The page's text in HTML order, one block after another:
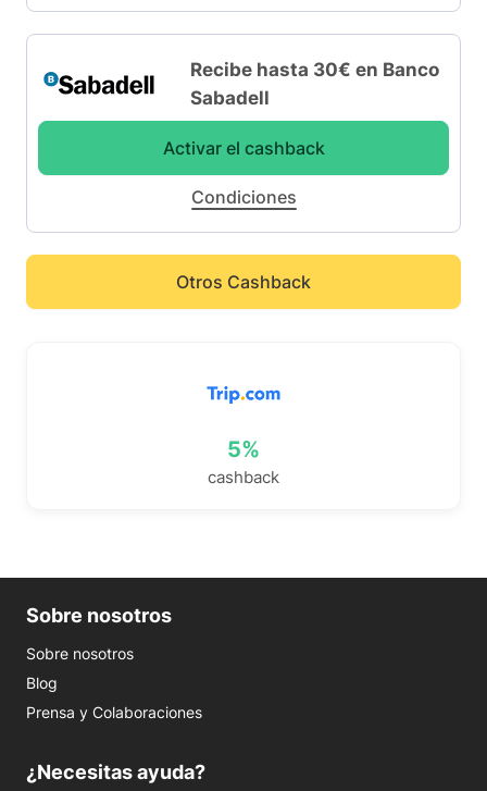
Recibe hasta 30€ en Banco
Sabadell
Activar el cashback
Condiciones
Otros Cashback
5%
cashback
Sobre nosotros
Sobre nosotros
Blog
Prensa y Colaboraciones
¿Necesitas ayuda?